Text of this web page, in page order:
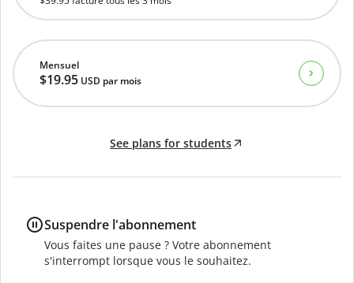
Mensuel
$19.95 USD par mois
See plans for students
Suspendre l'abonnement
Vous faites une pause ? Votre abonnement
s'interrompt lorsque vous le souhaitez.